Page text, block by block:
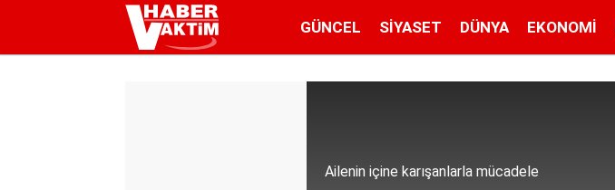
GÜNCEL SIYASET DÜNYA EKONOMI
Ailenin içine karışanlarla mücadele